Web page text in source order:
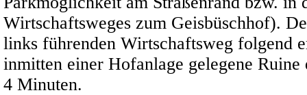
Wirtschaftsweges zum Geisbüschhof).
links führenden Wirtschaftsweg folgend
inmitten einer Hofanlage gelegene Ruine
4 Minuten.